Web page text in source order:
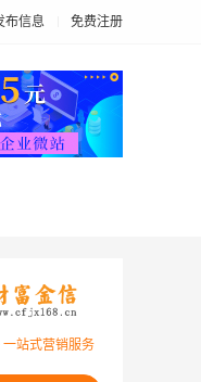
布信息 免费注册
站式营销服务